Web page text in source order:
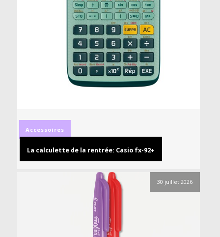
Accessoires
La calculette de la rentrée: Casio fx-92+
30 juillet 2026